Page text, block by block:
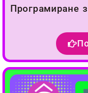
Програмиране